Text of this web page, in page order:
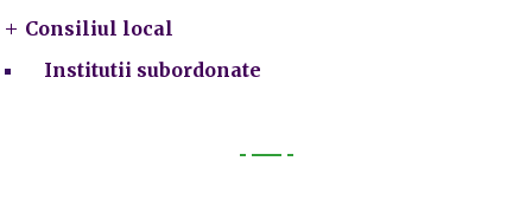
Consiliul local
Institutii subordonate